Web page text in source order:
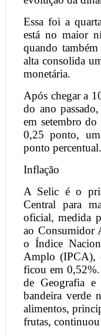
Essa foi a
está no maior
quando
alta consolida
monetária.
Após chegar a
do ano
em setembro do
0,25 ponto,
ponto percentual.
Inflação
A Selic é o
Central para
oficial, medida
ao Consumidor
o Índice
Amplo (IPCA),
ficou em
de Geografia e
bandeira verde
alimentos,
frutas,